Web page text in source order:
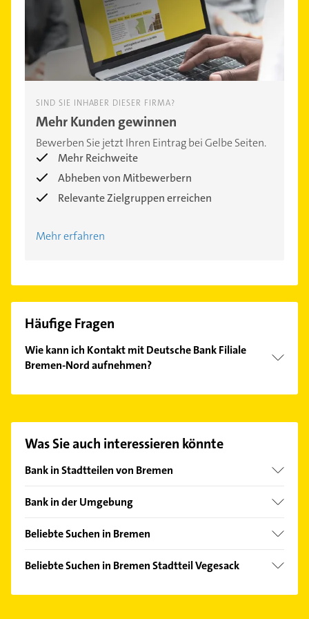
SIND SIE INHABER DIESER FIRMA?
Mehr Kunden gewinnen
Bewerben Sie jetzt Ihren Eintrag bei Gelbe Seiten.
Mehr Reichweite
Abheben von Mitbewerbern
Relevante Zielgruppen erreichen
Mehr erfahren
Häufige Fragen
Wie kann ich Kontakt mit Deutsche Bank Filiale
Bremen-Nord aufnehmen?
finden Sie alleKontaktdaten.
Was Sie auch interessieren könnte
Bank in Stadtteilen von Bremen
Alte Neustadt
Aumund-Hammersbeck
Blumenthal
Borgfeld
Bank in der Umgebung
Lemwerder
Ritterhude
Beliebte Suchen in Bremen
Phoniatrie
Bestatter
Beliebte Suchen in Bremen Stadtteil Vegesack